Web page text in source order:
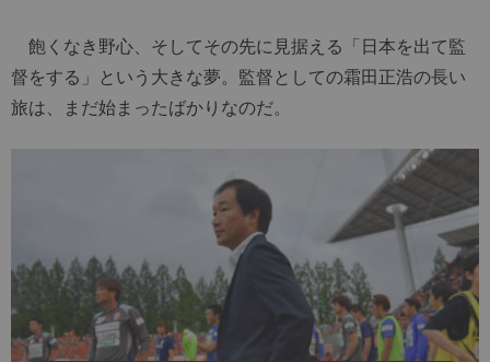
飽くなき野心、そしてその先に見据える「日本を出て監
督をする」という大きな夢。監督としての霜田正浩の長い
旅は、まだ始まったばかりなのだ。